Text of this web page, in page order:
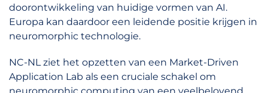
doorontwikkeling van huidige vormen van AI.
Europa kan daardoor een leidende positie krijgen in
neuromorphic technologie.
NC-NL ziet het opzetten van een Market-Driven
Application Lab als een cruciale schakel om